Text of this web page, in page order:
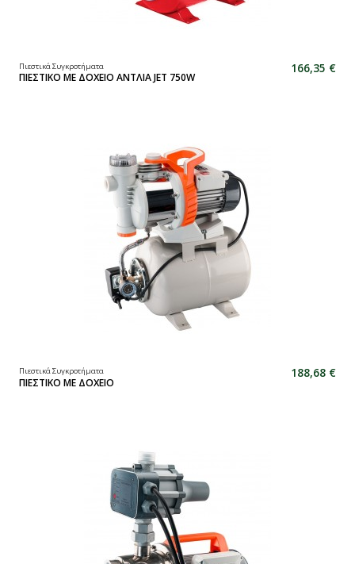
Πιεστικά Συγκροτήματα
ΠΙΕΣΤΙΚΟ ΜΕ ΔΟΧΕΙΟ ΑΝΤΛΙΑ JET 750W
166,35 €
Πιεστικά Συγκροτήματα
ΠΙΕΣΤΙΚΟ ΜΕ ΔΟΧΕΙΟ
188,68 €